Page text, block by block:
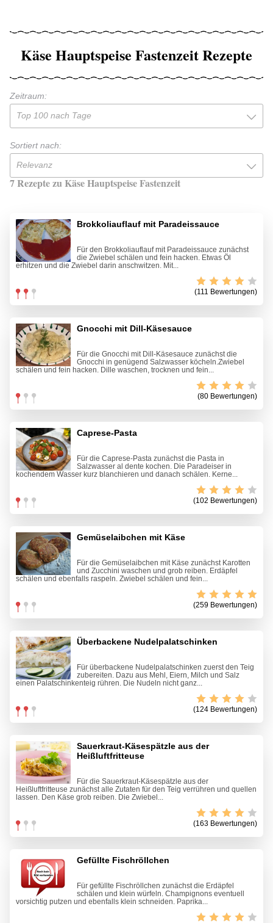
Käse Hauptspeise Fastenzeit Rezepte
Zeitraum:
Top 100 nach Tage
Sortiert nach:
Relevanz
7 Rezepte zu Käse Hauptspeise Fastenzeit
Brokkoliauflauf mit Paradeissauce
Für den Brokkoliauflauf mit Paradeissauce zunächst
die Zwiebel schälen und fein hacken. Etwas Öl
erhitzen und die Zwiebel darin anschwitzen. Mit...
(111 Bewertungen)
Gnocchi mit Dill-Käsesauce
Für die Gnocchi mit Dill-Käsesauce zunächst die
Gnocchi in genügend Salzwasser köcheln.Zwiebel
schälen und fein hacken. Dille waschen, trocknen und fein...
(80 Bewertungen)
Caprese-Pasta
Für die Caprese-Pasta zunächst die Pasta in
Salzwasser al dente kochen. Die Paradeiser in
kochendem Wasser kurz blanchieren und danach schälen. Kerne...
(102 Bewertungen)
Gemüselaibchen mit Käse
Für die Gemüselaibchen mit Käse zunächst Karotten
und Zucchini waschen und grob reiben. Erdäpfel
schälen und ebenfalls raspeln. Zwiebel schälen und fein...
(259 Bewertungen)
Überbackene Nudelpalatschinken
Für überbackene Nudelpalatschinken zuerst den Teig
zubereiten. Dazu aus Mehl, Eiern, Milch und Salz
einen Palatschinkenteig rühren. Die Nudeln nicht ganz...
(124 Bewertungen)
Sauerkraut-Käsespätzle aus der
Heißluftfritteuse
Für die Sauerkraut-Käsespätzle aus der
Heißluftfritteuse zunächst alle Zutaten für den Teig verrühren und quellen
lassen. Den Käse grob reiben. Die Zwiebel...
(163 Bewertungen)
Gefüllte Fischröllchen
Für gefüllte Fischröllchen zunächst die Erdäpfel
schälen und klein würfeln. Champignons eventuell
vorsichtig putzen und ebenfalls klein schneiden. Paprika...